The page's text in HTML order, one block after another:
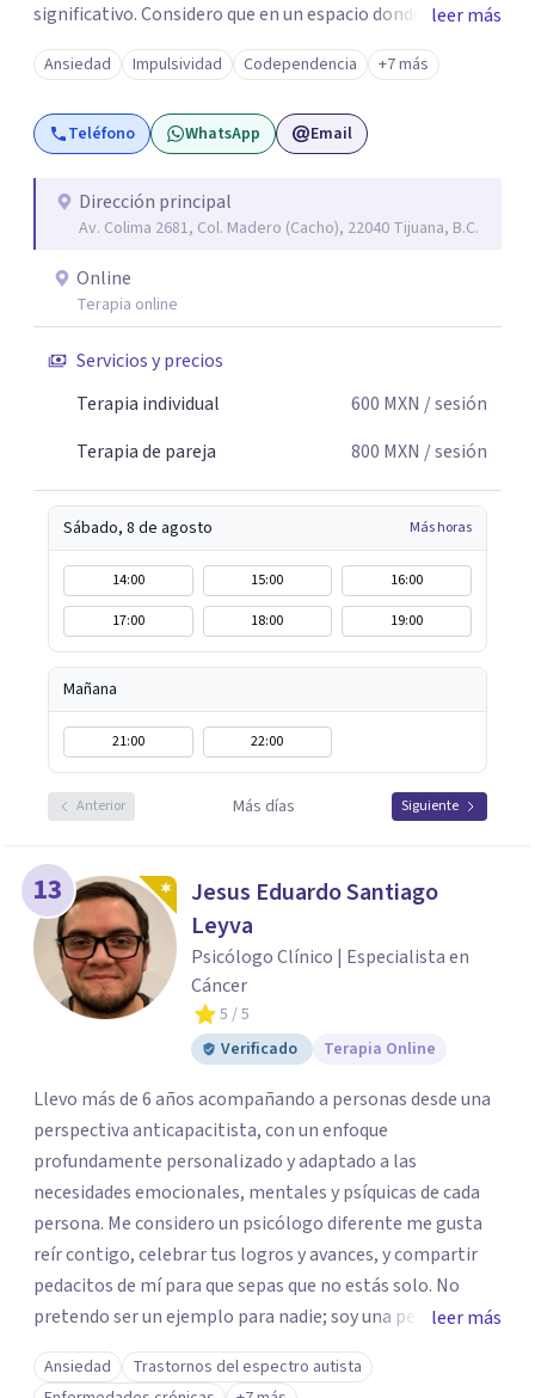
significativo. Considero que en un espacio donde uno
puede sentirse acompañado y escuchado, es posible
mirar con honestidad cómo nos vinculamos afuera, qué se
repite, qué duele, y qué puede transformarse. En mi
consultorio hay lugar para todo: risas, tristezas, enojos y
escuchada. Si pudiste conectar con algo de esto,
mándame un mensaje y comencemos juntos a trabajar en
leer más
Ansiedad Impulsividad Codependencia +7 más
Teléfono WhatsApp Email
Dirección principal
Av. Colima 2681, Col. Madero (Cacho), 22040 Tijuana, B.C.
Online
Terapia online
Servicios y precios
Terapia individual
600 MXN / sesión
Terapia de pareja
800 MXN / sesión
Sábado, 8 de agosto Más horas
14:00 15:00
16:00
17:00
18:00 19:00
Mañana
21:00 22:00
Anterior Más días Siguiente
13
Jesus Eduardo Santiago
Leyva
Psicólogo Clínico | Especialista en
Cáncer
5 / 5
Verificado
Terapia Online
Llevo más de 6 años acompañando a personas desde una
perspectiva anticapacitista, con un enfoque
profundamente personalizado y adaptado a las
necesidades emocionales, mentales y psíquicas de cada
persona. Me considero un psicólogo diferente me gusta
reír contigo, celebrar tus logros y avances, y compartir
pedacitos de mí para que sepas que no estás solo. No
pretendo ser un ejemplo para nadie; soy una persona que
también sufre, llora, ríe y grita. Para mí, tu salud, tu paz y
tu tranquilidad siempre estarán por encima de lo
leer más
Ansiedad
Trastornos del espectro autista